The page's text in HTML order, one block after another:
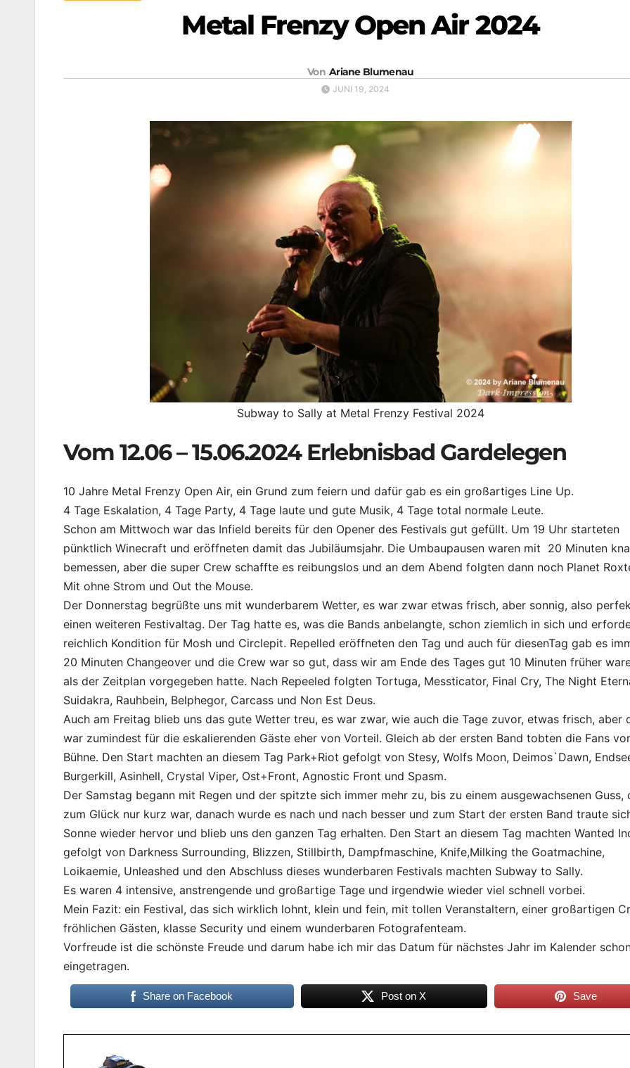
Metal Frenzy Open Air 2024
Von Ariane Blumenau
JUNI 19, 2024
Subway to Sally at Metal Frenzy Festival 2024
Vom 12.06 – 15.06.2024 Erlebnisbad Gardelegen
10 Jahre Metal Frenzy Open Air, ein Grund zum feiern und dafür gab es ein großartiges Line Up.
4 Tage Eskalation, 4 Tage Party, 4 Tage laute und gute Musik, 4 Tage total normale Leute.
Schon am Mittwoch war das Infield bereits für den Opener des Festivals gut gefüllt. Um 19 Uhr starteten
pünktlich Winecraft und eröffneten damit das Jubiläumsjahr. Die Umbaupausen waren mit 20 Minuten
bemessen, aber die super Crew schaffte es reibungslos und an dem Abend folgten dann noch Planet
Mit ohne Strom und Out the Mouse.
Der Donnerstag begrüßte uns mit wunderbarem Wetter, es war zwar etwas frisch, aber sonnig, also
einen weiteren Festivaltag. Der Tag hatte es, was die Bands anbelangte, schon ziemlich in sich und
reichlich Kondition für Mosh und Circlepit. Repelled eröffneten den Tag und auch für diesenTag gab es
20 Minuten Changeover und die Crew war so gut, dass wir am Ende des Tages gut 10 Minuten früher
als der Zeitplan vorgegeben hatte. Nach Repeeled folgten Tortuga, Messticator, Final Cry, The Night
Suidakra, Rauhbein, Belphegor, Carcass und Non Est Deus.
Auch am Freitag blieb uns das gute Wetter treu, es war zwar, wie auch die Tage zuvor, etwas frisch, aber
war zumindest für die eskalierenden Gäste eher von Vorteil. Gleich ab der ersten Band tobten die Fans
Bühne. Den Start machten an diesem Tag Park+Riot gefolgt von Stesy, Wolfs Moon, Deimos`Dawn,
Burgerkill, Asinhell, Crystal Viper, Ost+Front, Agnostic Front und Spasm.
Der Samstag begann mit Regen und der spitzte sich immer mehr zu, bis zu einem ausgewachsenen Guss,
zum Glück nur kurz war, danach wurde es nach und nach besser und zum Start der ersten Band traute
Sonne wieder hervor und blieb uns den ganzen Tag erhalten. Den Start an diesem Tag machten Wanted
gefolgt von Darkness Surrounding, Blizzen, Stillbirth, Dampfmaschine, Knife,Milking the Goatmachine,
Loikaemie, Unleashed und den Abschluss dieses wunderbaren Festivals machten Subway to Sally.
Es waren 4 intensive, anstrengende und großartige Tage und irgendwie wieder viel schnell vorbei.
Mein Fazit: ein Festival, das sich wirklich lohnt, klein und fein, mit tollen Veranstaltern, einer großartigen
fröhlichen Gästen, klasse Security und einem wunderbaren Fotografenteam.
Vorfreude ist die schönste Freude und darum habe ich mir das Datum für nächstes Jahr im Kalender
eingetragen.
Share on Facebook Post on X Save